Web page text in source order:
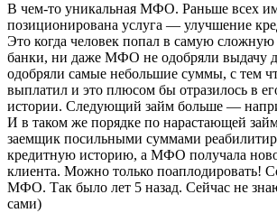
В чем-то уникальная МФО. Раньше всех
позиционирована услуга — улучшение
Это когда человек попал в самую
банки, ни даже МФО не одобряли выдачу
одобряли самые небольшие суммы, с тем
выплатил и это плюсом бы отразилось в
истории. Следующий займ больше —
И в таком же порядке по нарастающей
заемщик посильными суммами
кредитную историю, а МФО получала
клиента. Можно только поаплодировать!
МФО. Так было лет 5 назад. Сейчас не
сами)